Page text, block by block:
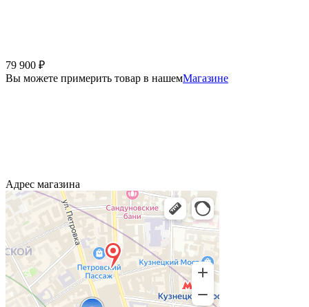
79 900 ₽
Вы можете примерить товар в нашемМагазине
Адрес магазина